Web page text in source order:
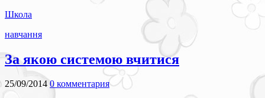
Школа
навчання
За якою системою вчитися
25/09/2014 0 комментария